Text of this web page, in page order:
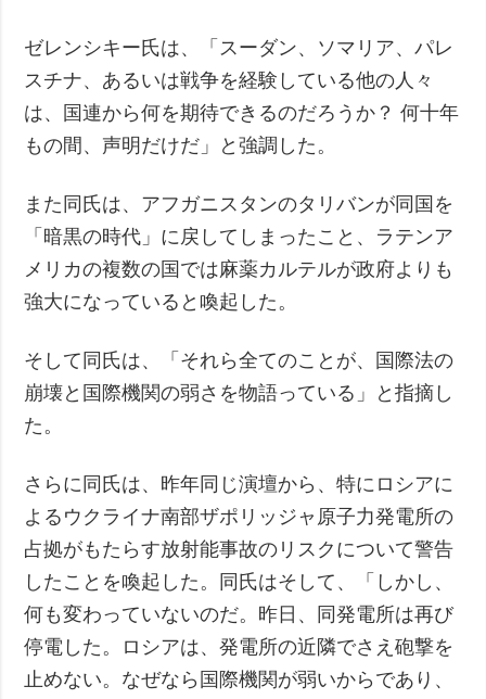
ゼレンシキー氏は、「スーダン、ソマリア、パレ
スチナ、あるいは戦争を経験している他の人々
は、国連から何を期待できるのだろうか？ 何十年
もの間、声明だけだ」と強調した。
また同氏は、アフガニスタンのタリバンが同国を
「暗黒の時代」に戻してしまったこと、ラテンア
メリカの複数の国では麻薬カルテルが政府よりも
強大になっていると喚起した。
そして同氏は、「それら全てのことが、国際法の
崩壊と国際機関の弱さを物語っている」と指摘し
た。
さらに同氏は、昨年同じ演壇から、特にロシアに
よるウクライナ南部ザポリッジャ原子力発電所の
占拠がもたらす放射能事故のリスクについて警告
したことを喚起した。同氏はそして、「しかし、
何も変わっていないのだ。昨日、同発電所は再び
停電した。ロシアは、発電所の近隣でさえ砲撃を
止めない。なぜなら国際機関が弱いからであり、